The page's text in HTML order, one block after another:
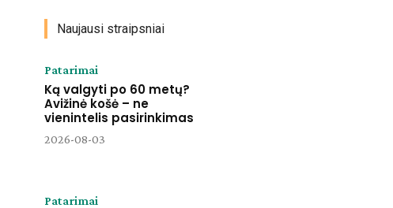
Naujausi straipsniai
Patarimai
Ką valgyti po 60 metų?
Avižinė košė – ne
vienintelis pasirinkimas
2026-08-03
Patarimai